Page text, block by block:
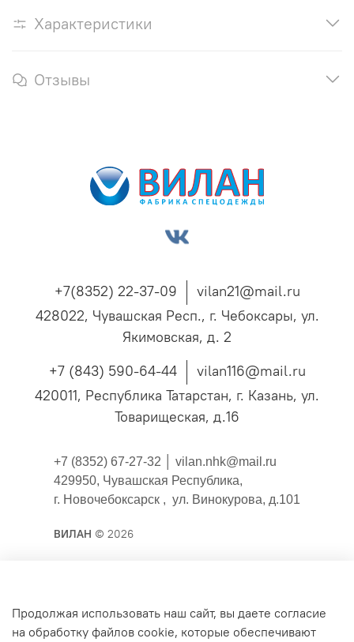
Характеристики
Отзывы
+7(8352) 22-37-09
vilan21@mail.ru
428022, Чувашская Респ., г. Чебоксары, ул.
Якимовская, д. 2
+7 (843) 590-64-44
vilan116@mail.ru
420011, Республика Татарстан, г. Казань, ул.
Товарищеская, д.16
+7 (8352) 67-27-32 │ vilan.nhk@mail.ru
429950, Чувашская Республика,
г. Новочебоксарск , ул. Винокурова, д.101
ВИЛАН © 2026
Публичная оферта
Согласие на обработку персональных данных для
Продолжая использовать наш сайт, вы даете согласие
на обработку файлов cookie, которые обеспечивают